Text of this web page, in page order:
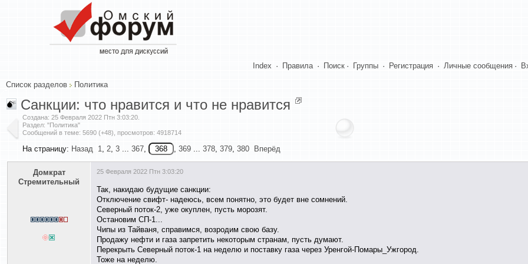
Index · Правила · Поиск · Группы · Регистрация · Личные сообщения ·
Список разделов Политика
Санкции: что нравится и что не нравится
Создана: 25 Февраля 2022 Птн 3:03:20
Раздел: "Политика"
Сообщений в теме: 5690 (+48), просмотров: 4918714
На страницу: Назад 1, 2, 3 ... 367, , 369... 378, 379, 380 Вперёд
Домкрат
Стремительный
25 Февраля 2022 Птн 3:03:20
Так, накидаю будущие санкции:
Отключение свифт- надеюсь, всем понятно, это будет вне сомнений.
Северный поток-2, уже окуплен, пусть морозят.
Остановим СП-1...
Чипы из Тайваня, справимся, возродим свою базу.
Продажу нефти и газа запретить некоторым странам, пусть думают.
Перекрыть Северный поток-1 на неделю и поставку газа через Уренгой-Помары_Ужгород.
Тоже на неделю.